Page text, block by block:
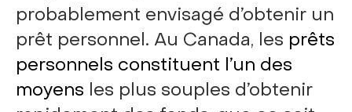
probablement envisagé d’obtenir un
prêt personnel. Au Canada, les prêts
personnels constituent l’un des
moyens les plus souples d’obtenir